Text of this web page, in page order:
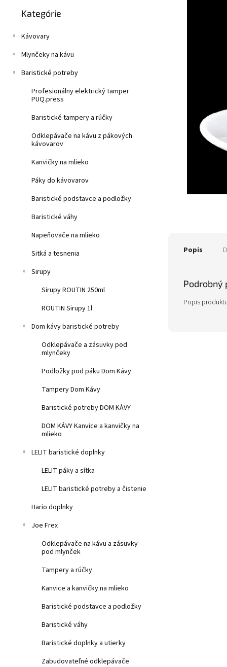
n
e
kategórie
Kategórie
Kávovary
Mlynčeky na kávu
Baristické potreby
Profesionálny elektrický tamper
PUQ.press
Baristické tampery a rúčky
Odklepávače na kávu z pákových
kávovarov
Kanvičky na mlieko
Páky do kávovarov
Baristické podstavce a podložky
Baristické váhy
Napeňovače na mlieko
Sitká a tesnenia
Sirupy
Sirupy ROUTIN 250ml
ROUTIN Sirupy 1l
Dom kávy baristické potreby
Odklepávače a zásuvky pod
mlynčeky
Podložky pod páku Dom Kávy
Tampery Dom Kávy
Baristické potreby DOM KÁVY
DOM KÁVY Kanvice a kanvičky na
mlieko
LELIT baristické doplnky
LELIT páky a sítka
LELIT baristické potreby a čistenie
Hario doplnky
Joe Frex
Odklepávače na kávu a zásuvky
pod mlynček
Tampery a rúčky
Kanvice a kanvičky na mlieko
Baristické podstavce a podložky
Baristické váhy
Baristické doplnky a utierky
Zabudovateľné odklepávače
Popis
Podrobný
Popis